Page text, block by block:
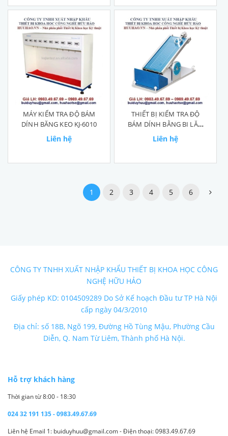
MÁY KIỂM TRA ĐỘ BÁM
DÍNH BĂNG KEO KJ-6010
Liên hệ
THIẾT BỊ KIỂM TRA ĐỘ
BÁM DÍNH BẰNG BI LĂN
KJ-6032
Liên hệ
1 2 3 4 5 6
CÔNG TY TNHH XUẤT NHẬP KHẨU THIẾT BỊ KHOA HỌC CÔNG
NGHỆ HỮU HẢO
Giấy phép KD: 0104509289 Do Sở Kế hoạch Đầu tư TP Hà Nội
cấp ngày 04/3/2010
Địa chỉ: số 18B, Ngõ 199, Đường Hồ Tùng Mậu, Phường Cầu
Diễn, Q. Nam Từ Liêm, Thành phố Hà Nội.
Hỗ trợ khách hàng
Thời gian từ 8:00 - 18:30
024 32 191 135 - 0983.49.67.69
Liên hệ Email 1: buiduyhuu@gmail.com - Điện thoại: 0983.49.67.69